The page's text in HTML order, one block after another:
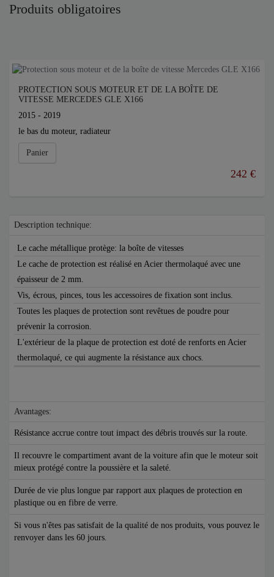
Produits obligatoires
PROTECTION SOUS MOTEUR ET DE LA BOÎTE DE
VITESSE MERCEDES GLE X166
2015 - 2019
le bas du moteur, radiateur
Panier
242 €
Description technique:
Le cache métallique protège: la boîte de vitesses
Le cache de protection est réalisé en Acier thermolaqué avec une
épaisseur de 2 mm.
Vis, écrous, pinces, tous les accessoires de fixation sont inclus.
Toutes les plaques de protection sont revêtues de poudre pour
prévenir la corrosion.
L'extérieur de la plaque de protection est doté de renforts en Acier
thermolaqué, ce qui augmente la résistance aux chocs.
Avantages:
Résistance accrue contre tout impact des débris trouvés sur la route.
Il recouvre le compartiment avant de la voiture afin que le moteur soit
mieux protégé contre la poussière et la saleté.
Durée de vie plus longue par rapport aux plaques de protection en
plastique ou en fibre de verre.
Si vous n'êtes pas satisfait de la qualité de nos produits, vous pouvez le
renvoyer dans les 60 jours.